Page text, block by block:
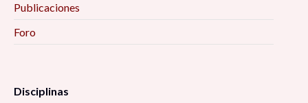
Publicaciones
Foro
Disciplinas